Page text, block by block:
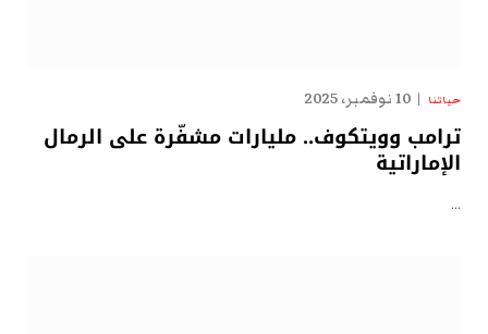
حياتنا 10 نوفمبر، 2025
ترامب وويتكوف.. مليارات مشفّرة على الرمال
الإماراتية
…